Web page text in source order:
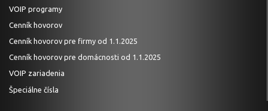
VOIP programy
Cenník hovorov
Cenník hovorov pre firmy od 1.1.2025
Cenník hovorov pre domácnosti od 1.1.2025
VOIP zariadenia
Špeciálne čísla